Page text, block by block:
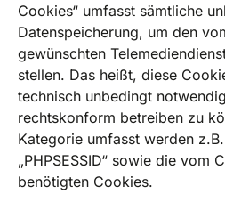
Cookies“ umfasst sämtliche
Datenspeicherung, um den
gewünschten
stellen. Das heißt, diese
technisch unbedingt
rechtskonform betreiben zu
Kategorie umfasst werden
„PHPSESSID“ sowie die vom
benötigten Cookies.